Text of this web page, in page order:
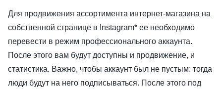
Для продвижения ассортимента интернет-магазина на
собственной странице в Instagram* ее необходимо
перевести в режим профессионального аккаунта.
После этого вам будут доступны и продвижение, и
статистика. Важно, чтобы аккаунт был не пустым: тогда
люди будут на него подписываться. После этого под